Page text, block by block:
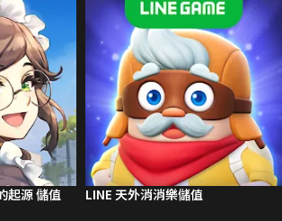
起源 儲值
LINE 天外消消樂儲值